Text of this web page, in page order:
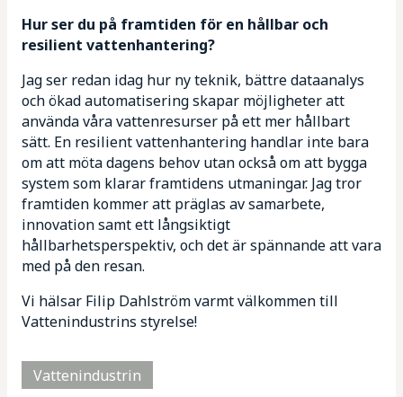
Hur ser du på framtiden för en hållbar och
resilient vattenhantering?
Jag ser redan idag hur ny teknik, bättre dataanalys
och ökad automatisering skapar möjligheter att
använda våra vattenresurser på ett mer hållbart
sätt. En resilient vattenhantering handlar inte bara
om att möta dagens behov utan också om att bygga
system som klarar framtidens utmaningar. Jag tror
framtiden kommer att präglas av samarbete,
innovation samt ett långsiktigt
hållbarhetsperspektiv, och det är spännande att vara
med på den resan.
Vi hälsar Filip Dahlström varmt välkommen till
Vattenindustrins styrelse!
Vattenindustrin